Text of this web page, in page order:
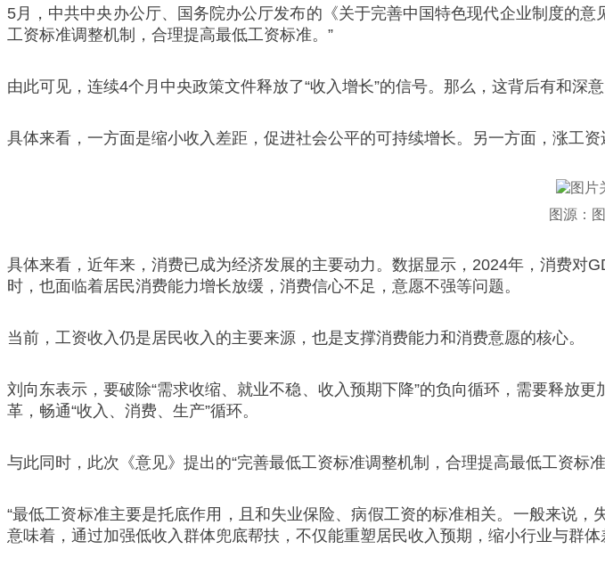
5月，中共中央办公厅、国务院办公厅发布的《关于完善中国特色现代企业制度的
工资标准调整机制，合理提高最低工资标准。”
由此可见，连续4个月中央政策文件释放了“收入增长”的信号。那么，这背后有和深意
具体来看，一方面是缩小收入差距，促进社会公平的可持续增长。另一方面，涨工资
图源：
具体来看，近年来，消费已成为经济发展的主要动力。数据显示，2024年，消费对
时，也面临着居民消费能力增长放缓，消费信心不足，意愿不强等问题。
当前，工资收入仍是居民收入的主要来源，也是支撑消费能力和消费意愿的核心。
刘向东表示，要破除“需求收缩、就业不稳、收入预期下降”的负向循环，需要释放
革，畅通“收入、消费、生产”循环‌。
与此同时，此次《意见》提出的“完善最低工资标准调整机制，合理提高最低工资标
“最低工资标准主要是托底作用，且和失业保险、病假工资的标准相关。一般来说
意味着，通过加强低收入群体兜底帮扶，不仅能重塑居民收入预期，缩小行业与群